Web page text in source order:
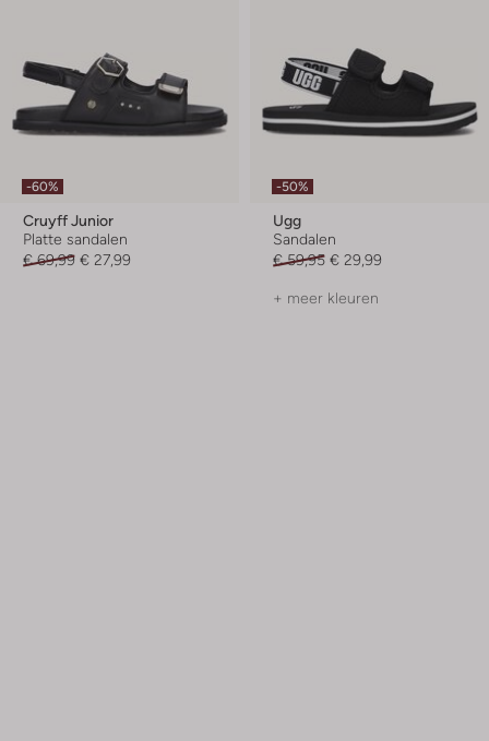
-60%
Cruyff Junior
Platte sandalen
€ 69,99 € 27,99
-50%
Ugg
Sandalen
€ 59,95 € 29,99
+ meer kleuren